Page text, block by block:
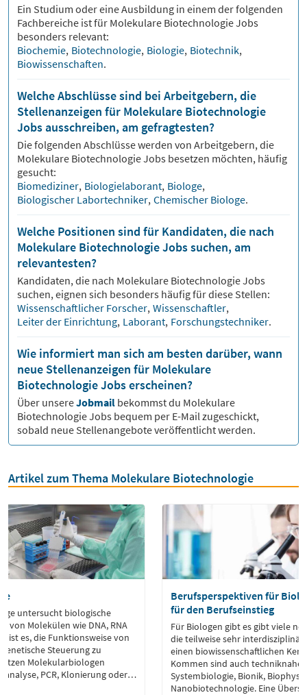
Ein Studium oder eine Ausbildung in einem der folgenden
Fachbereiche ist für Molekulare BiotechnologieJobs
besonders relevant:
Biochemie, Biotechnologie, Biologie, Biotechnik,
Biowissenschaften.
Welche Abschlüsse sind bei Arbeitgebern, die
Stellenanzeigen für Molekulare Biotechnologie
Jobs ausschreiben, am gefragtesten?
Die folgenden Abschlüsse werden von Arbeitgebern, die
Molekulare BiotechnologieJobs besetzen möchten, häufig
gesucht:
Biomediziner, Biologielaborant, Biologe,
Biologischer Labortechniker, Chemischer Biologe.
Welche Positionen sind für Kandidaten, die nach
Molekulare Biotechnologie Jobs suchen, am
relevantesten?
Kandidaten, die nach Molekulare BiotechnologieJobs
suchen, eignen sich besonders häufig für diese Stellen:
Wissenschaftlicher Forscher, Wissenschaftler,
Leiter der Einrichtung, Laborant, Forschungstechniker.
Wie informiert man sich am besten darüber, wann
neue Stellenanzeigen für Molekulare
Biotechnologie Jobs erscheinen?
Über unsereJobmail bekommst du Molekulare
BiotechnologieJobs bequem per E-Mail zugeschickt,
sobald neue Stellenangebote veröffentlicht werden.
Artikel zum Thema Molekulare Biotechnologie
untersucht biologische
von Molekülen wie DNA, RNA
ist es, die Funktionsweise von
Steuerung zu
Molekularbiologen
PCR, Klonierung oder
Berufsperspektiven für
für den Berufseinstieg
Für Biologen gibt es gibt viele
die teilweise sehr interdisziplinär
einen biowissenschaftlichen
Kommen sind auch techniknahe
Systembiologie, Bionik,
Nanobiotechnologie. Eine